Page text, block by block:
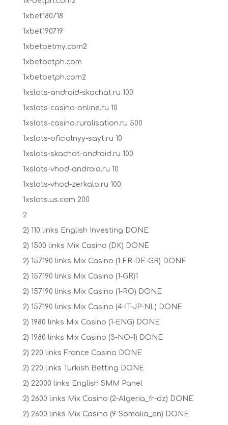
1xbet180718
1xbet190719
1xbetbetmy.com2
1xbetbetph.com
1xbetbetph.com2
1xslots-android-skachat.ru 100
1xslots-casino-online.ru 10
1xslots-casino.ruralisation.ru 500
1xslots-oficialnyy-sayt.ru 10
1xslots-skachat-android.ru 100
1xslots-vhod-android.ru 10
1xslots-vhod-zerkalo.ru 100
1xslots.us.com 200
2
2) 110 links English Investing DONE
2) 1500 links Mix Casino (DK) DONE
2) 157190 links Mix Casino (1-FR-DE-GR) DONE
2) 157190 links Mix Casino (1-GR)1
2) 157190 links Mix Casino (1-RO) DONE
2) 157190 links Mix Casino (4-IT-JP-NL) DONE
2) 1980 links Mix Casino (1-ENG) DONE
2) 1980 links Mix Casino (3-NO-1) DONE
2) 220 links France Casino DONE
2) 220 links Turkish Betting DONE
2) 22000 links English SMM Panel
2) 2600 links Mix Casino (2-Algeria_fr-dz) DONE
2) 2600 links Mix Casino (9-Somalia_en) DONE